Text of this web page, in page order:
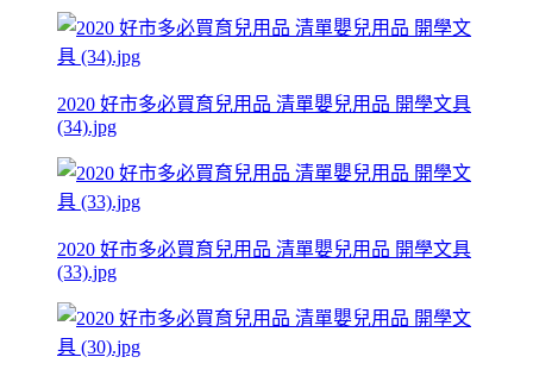
2020 好市多必買育兒用品 清單嬰兒用品 開學文具
(34).jpg
2020 好市多必買育兒用品 清單嬰兒用品 開學文具
(33).jpg